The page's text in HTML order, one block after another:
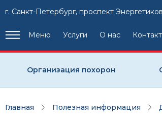
г. Санкт-Петербург, проспект
Меню Услуги О нас
Организация похорон
Главная Полезная информация